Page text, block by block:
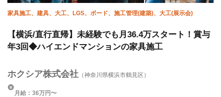
家具施工、建具、大工、LGS、ボード、施工管理(建築)、大工(展示会)
【横浜/直行直帰】未経験でも月36.4万スタート！賞与
年3回◆ハイエンドマンションの家具施工
ホクシア株式会社 （神奈川県横浜市鶴見区）
月給：36万円〜